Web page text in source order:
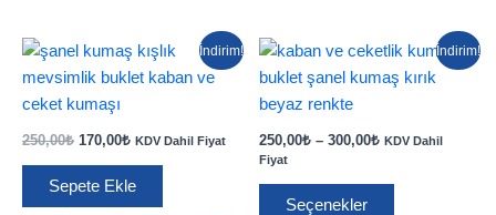
İndirim!
250,00₺ Orijinal
250,00₺.
170,00₺Şu
170,00₺.
KDV Dahil Fiyat
Sepete Ekle
İndirim!
250,00₺ – 300,00₺Fiyat
KDV Dahil
Fiyat
Seçenekler
Bu